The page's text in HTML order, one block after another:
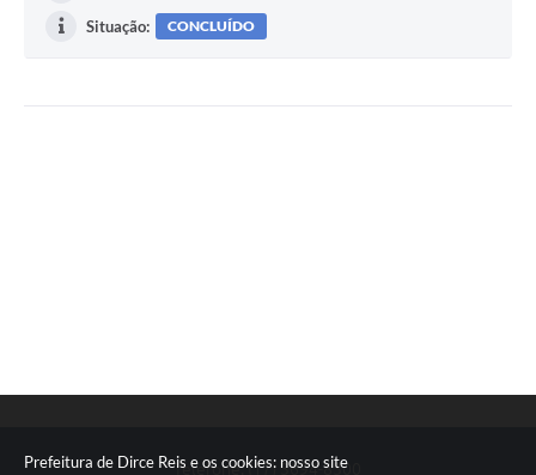
Prefeitura de Dirce Reis e os cookies: nosso site
Situação: CONCLUÍDO
Telefone: (17) 3694-8300